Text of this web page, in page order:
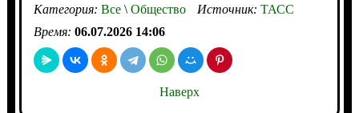
Категория: Все\Общество Источник: ТАСС
Время: 06.07.2026 14:06
Наверх